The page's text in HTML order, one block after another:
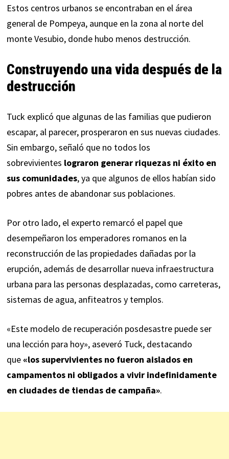
Estos centros urbanos se encontraban en el área
general de Pompeya, aunque en la zona al norte del
monte Vesubio, donde hubo menos destrucción.
Construyendo una vida después de la
destrucción
Tuck explicó que algunas de las familias que pudieron
escapar, al parecer, prosperaron en sus nuevas ciudades.
Sin embargo, señaló que no todos los
sobrevivientes lograron generar riquezas ni éxito en
sus comunidades, ya que algunos de ellos habían sido
pobres antes de abandonar sus poblaciones.
Por otro lado, el experto remarcó el papel que
desempeñaron los emperadores romanos en la
reconstrucción de las propiedades dañadas por la
erupción, además de desarrollar nueva infraestructura
urbana para las personas desplazadas, como carreteras,
sistemas de agua, anfiteatros y templos.
«Este modelo de recuperación posdesastre puede ser
una lección para hoy», aseveró Tuck, destacando
que «los supervivientes no fueron aislados en
campamentos ni obligados a vivir indefinidamente
en ciudades de tiendas de campaña».